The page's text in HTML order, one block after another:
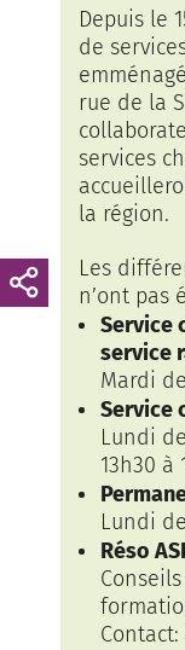
Depuis le
de
rue de la
services
la région.
Les
n’ont pas
Service
service
Mardi
Service
Lundi
13h30 à
Lundi
Réso
Contact: